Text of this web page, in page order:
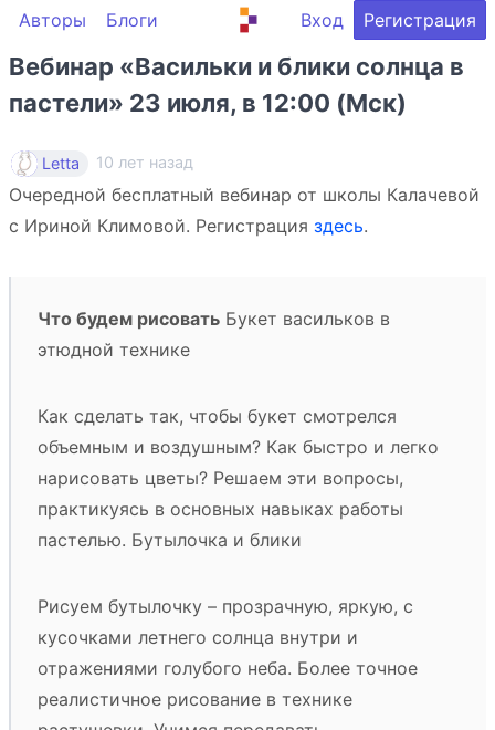
Авторы Блоги Вход Регистрация
Вебинар «Васильки и блики солнца в
пастели» 23 июля, в 12:00 (Мск)
Letta 10 лет назад
Очередной бесплатный вебинар от школы Калачевой
с Ириной Климовой. Регистрация здесь.
Что будем рисовать Букет васильков в
этюдной технике
Как сделать так, чтобы букет смотрелся
объемным и воздушным? Как быстро и легко
нарисовать цветы? Решаем эти вопросы,
практикуясь в основных навыках работы
пастелью. Бутылочка и блики
Рисуем бутылочку – прозрачную, яркую, с
кусочками летнего солнца внутри и
отражениями голубого неба. Более точное
реалистичное рисование в технике